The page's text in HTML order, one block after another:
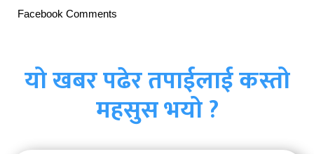
Facebook Comments
यो खबर पढेर तपाईलाई कस्तो
महसुस भयो ?